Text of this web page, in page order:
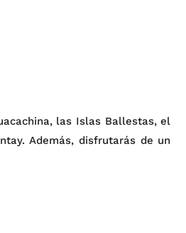
las Islas Ballestas, el
Además, disfrutarás de un